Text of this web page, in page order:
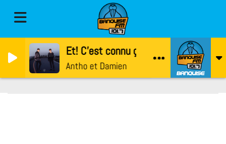
Et! C'est connu ça?
Antho et Damien